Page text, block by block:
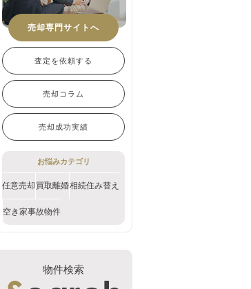
売却専門サイトへ
査定を依頼する
売却コラム
売却成功実績
お悩みカテゴリ
任意売却 買取離婚相続住み替え
空き家事故物件
物件検索